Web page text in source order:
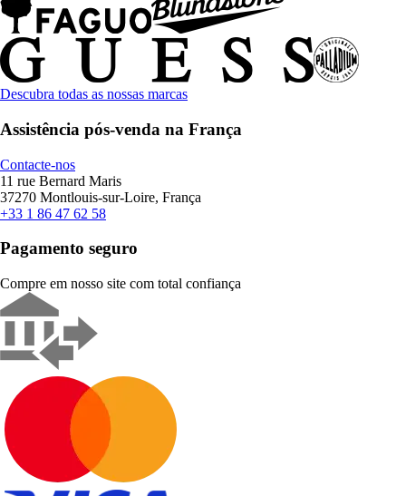
Descubra todas as nossas marcas
Assistência pós-venda na França
Contacte-nos
11 rue Bernard Maris
37270 Montlouis-sur-Loire, França
+33 1 86 47 62 58
Pagamento seguro
Compre em nosso site com total confiança